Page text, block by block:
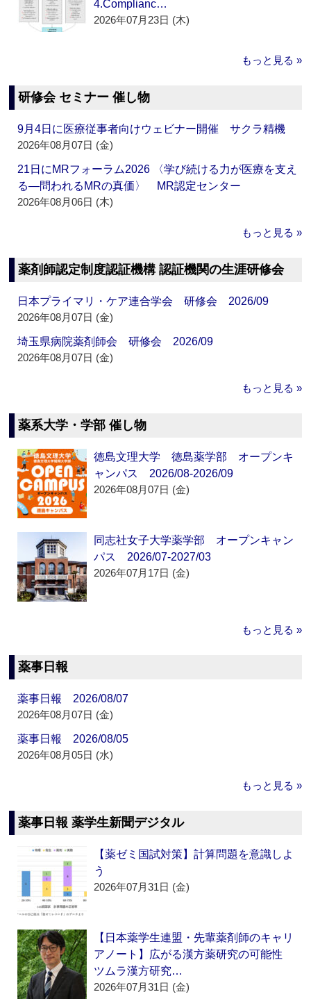
4.Complianc…
2026年07月23日 (木)
もっと見る »
研修会 セミナー 催し物
9月4日に医療従事者向けウェビナー開催 サクラ精機
2026年08月07日 (金)
21日にMRフォーラム2026 〈学び続ける力が医療を支え
る―問われるMRの真価〉 MR認定センター
2026年08月06日 (木)
もっと見る »
薬剤師認定制度認証機構 認証機関の生涯研修会
日本プライマリ・ケア連合学会 研修会 2026/09
2026年08月07日 (金)
埼玉県病院薬剤師会 研修会 2026/09
2026年08月07日 (金)
もっと見る »
薬系大学・学部 催し物
徳島文理大学 徳島薬学部 オープンキ
ャンパス 2026/08-2026/09
2026年08月07日 (金)
同志社女子大学薬学部 オープンキャン
パス 2026/07-2027/03
2026年07月17日 (金)
もっと見る »
薬事日報
薬事日報 2026/08/07
2026年08月07日 (金)
薬事日報 2026/08/05
2026年08月05日 (水)
もっと見る »
薬事日報 薬学生新聞デジタル
【薬ゼミ国試対策】計算問題を意識しよ
う
2026年07月31日 (金)
【日本薬学生連盟・先輩薬剤師のキャリ
アノート】広がる漢方薬研究の可能性
ツムラ漢方研究…
2026年07月31日 (金)